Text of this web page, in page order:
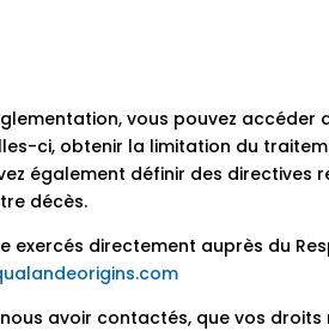
vous pouvez accéder
ci, obtenir la limitation du
également définir des
décès.
exercés directement auprès du
nous avoir contactés, que vos